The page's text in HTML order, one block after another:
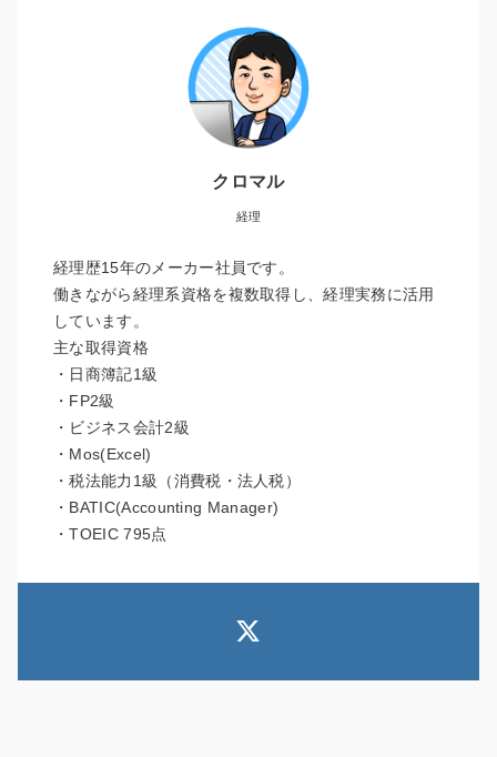
クロマル
経理
経理歴15年のメーカー社員です。
働きながら経理系資格を複数取得し、経理実務に活用
しています。
主な取得資格
・日商簿記1級
・FP2級
・ビジネス会計2級
・Mos(Excel)
・税法能力1級（消費税・法人税）
・BATIC(Accounting Manager)
・TOEIC 795点